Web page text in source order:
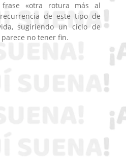
«otra rotura más al
de este tipo de
sugiriendo un ciclo de
no tener fin.